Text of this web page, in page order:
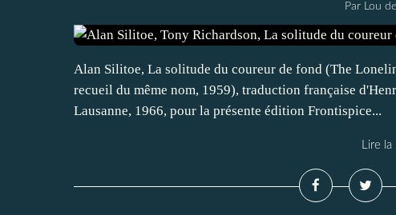
Par Lou
Alan Silitoe, La solitude du coureur de fond (The
recueil du même nom, 1959), traduction française
Lausanne, 1966, pour la présente édition Frontispice...
Lire la